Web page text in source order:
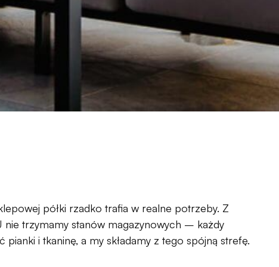
półki rzadko trafia w realne potrzeby. Z
nie trzymamy stanów magazynowych – każdy
i tkaninę, a my składamy z tego spójną strefę.